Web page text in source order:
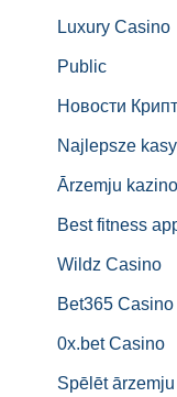
Luxury Casino
Public
Новости
Najlepsze
Ārzemju kazino
Best fitness
Wildz Casino
Bet365 Casino
0x.bet Casino
Spēlēt